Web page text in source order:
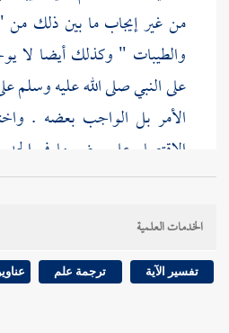
من غير إيجاب ما بين ذلك من
والطيبات " وكذلك أيضا لا
على النبي صلى الله عليه وسلم
الأمر بل الواجب بعضه .
الاقتصار على بعض ما في الحديث
الروايات . وعليه إشكال لأن
زيادة من عدل فيجب قبولها إذا
الخدمات العلمية
تفسير الآية ترجمة علم